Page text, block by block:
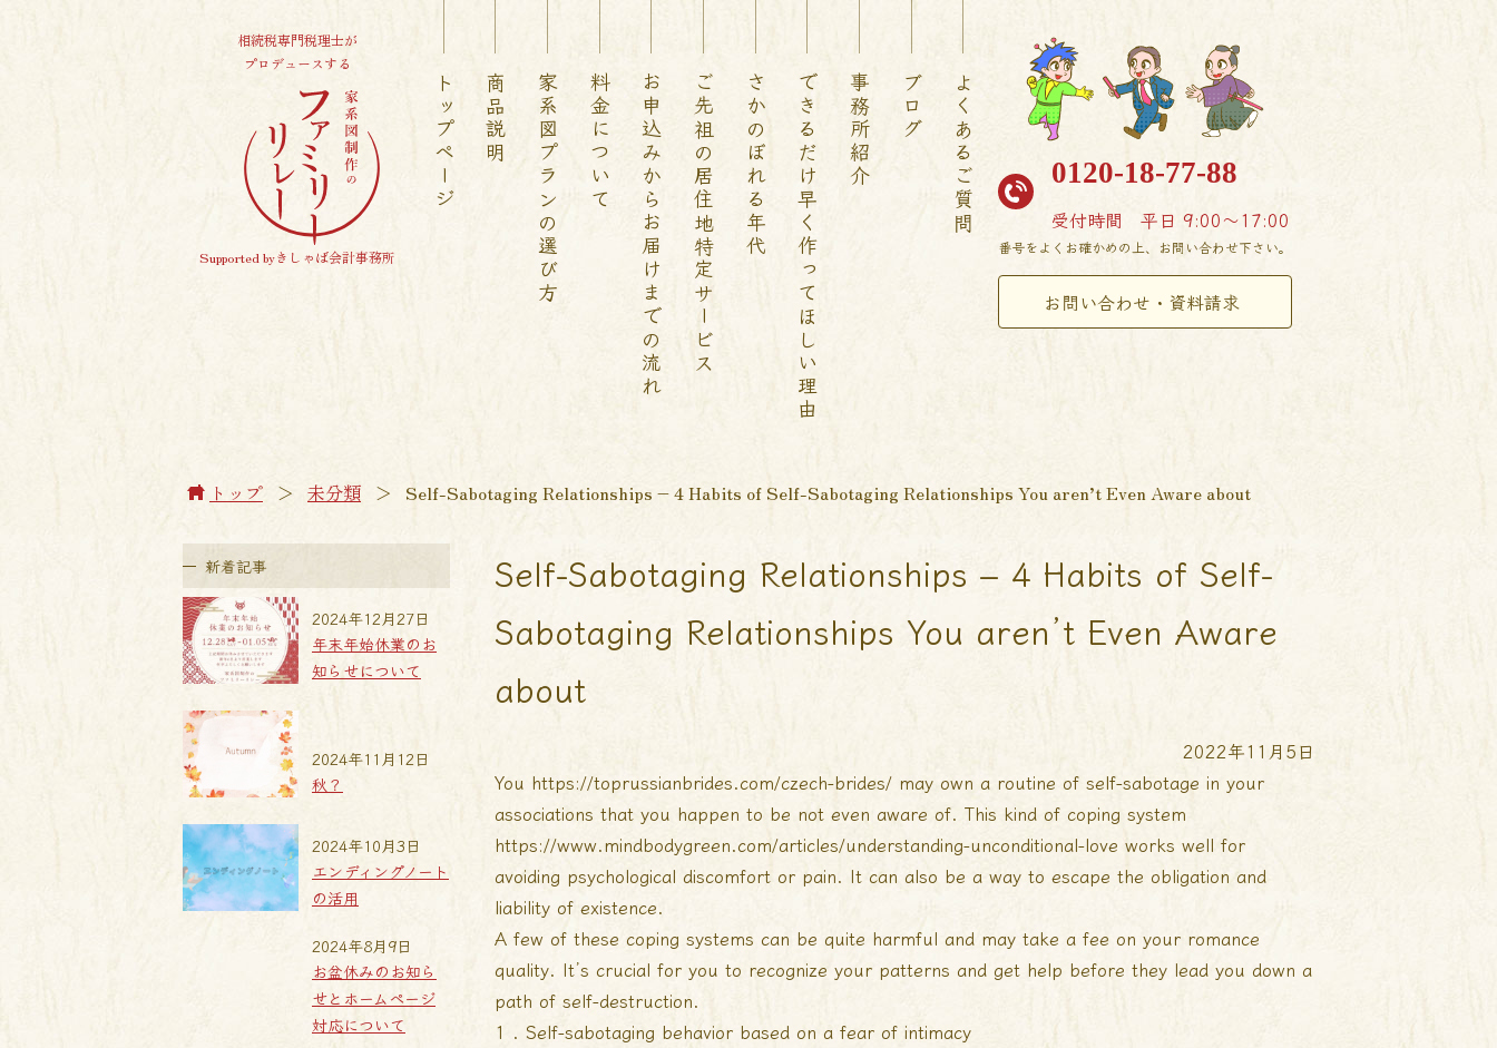
相続税専門税理士が
プロデュースする
Supported byきしゃば会計事務所
トップページ 商品説明 家系図プランの選び方 料金について お申込みからお届けまでの流れご先祖の居住地特定サービスさかのぼれる年代できるだけ早く作ってほしい理由 事務所紹介 ブログ よくあるご質問 0120-18-77-88
受付時間 平日 9:00〜17:00
番号をよくお確かめの上、お問い合わせ下さい。
お問い合わせ・資料請求
トップ ＞ 未分類 ＞ Self-Sabotaging Relationships – 4 Habits of Self-Sabotaging Relationships You aren’t Even Aware about
新着記事
年末年始休業のお
知らせについて
2024年12月27日
秋？
2024年11月12日
エンディングノート
の活用
2024年10月3日
お盆休みのお知ら
せとホームページ
対応について
2024年8月9日
Self-Sabotaging Relationships – 4 Habits of Self-
Sabotaging Relationships You aren’t Even Aware
about
2022年11月5日
You https://toprussianbrides.com/czech-brides/ may own a routine of self-sabotage in your
associations that you happen to be not even aware of. This kind of coping system
https://www.mindbodygreen.com/articles/understanding-unconditional-love works well for
avoiding psychological discomfort or pain. It can also be a way to escape the obligation and
liability of existence.
A few of these coping systems can be quite harmful and may take a fee on your romance
quality. It’s crucial for you to recognize your patterns and get help before they lead you down a
path of self-destruction.
1 . Self-sabotaging behavior based on a fear of intimacy